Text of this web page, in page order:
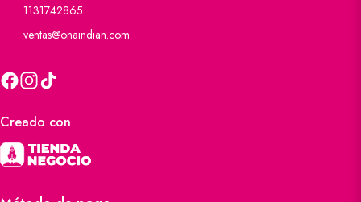
1131742865
ventas@onaindian.com
Creado con